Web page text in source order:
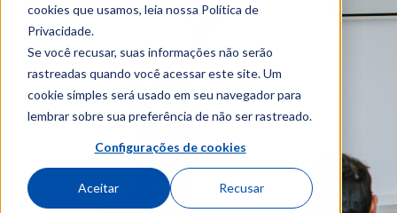
cookies que usamos, leia nossa Política de
Privacidade.
Se você recusar, suas informações não serão
rastreadas quando você acessar este site. Um
cookie simples será usado em seu navegador para
lembrar sobre sua preferência de não ser rastreado.
Configurações de cookies
Aceitar Recusar